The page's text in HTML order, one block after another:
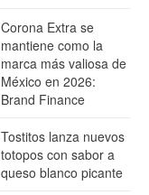
Corona Extra se
mantiene como la
marca más valiosa de
México en 2026:
Brand Finance
Tostitos lanza nuevos
totopos con sabor a
queso blanco picante